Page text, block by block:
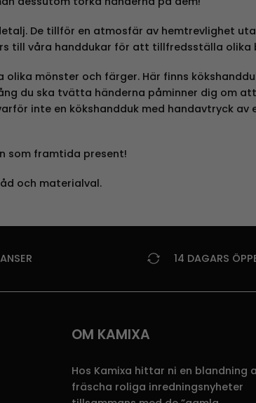
De tillför en atmosfär av hemtrevlighet
till våra handdukar för att tillfredsställa olika
mönster och färger. Här finns
du ska tvätta händerna påminner dig om
inte en kökshandduk med handavtryck av
som framtida present!
och materialval.
14 DAGARS
OM KAMIXA
Hos Kamixa hittar ni en blandning
fräscha roliga inredningsnyheter